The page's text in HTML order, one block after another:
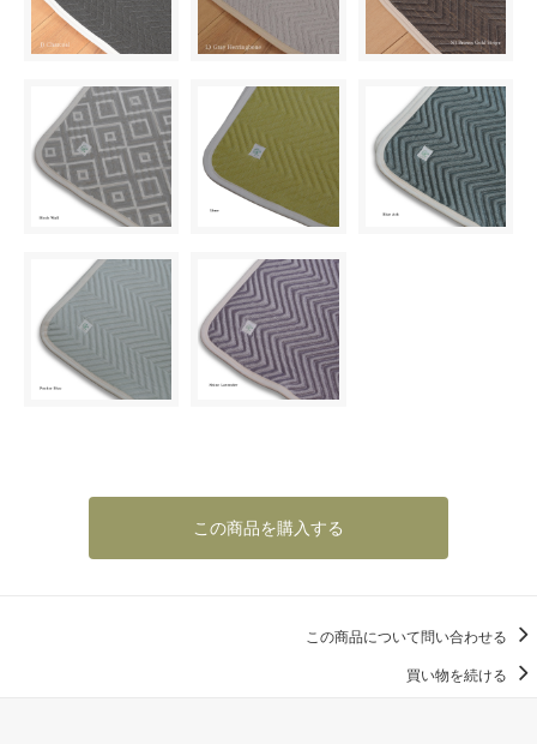
この商品を購入する
この商品について問い合わせる
買い物を続ける